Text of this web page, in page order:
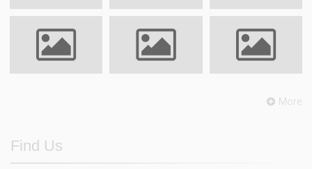
More
Find Us